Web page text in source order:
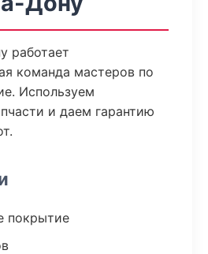
работает
команда мастеров по
Используем
и даем гарантию
покрытие